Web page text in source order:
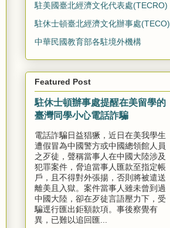
駐美國臺北經濟文化代表處(TECRO)
駐休士頓臺北經濟文化辦事處(TECO)
中華民國教育部各駐境外機構
Featured Post
駐休士頓辦事處提醒在美留學的
臺灣同學小心電話詐騙
電話詐騙日益猖獗，近日在美我學生
遭假冒為中國警方或中國總領館人員
之歹徒，聲稱當事人在中國大陸涉及
犯罪案件，脅迫當事人匯款至指定帳
戶，且不得對外張揚，否則將被遣送
離美且入獄。案件當事人雖未曾到過
中國大陸，卻在歹徒言語壓力下，受
騙逕行匯出鉅額款項。事後察覺有
異，已難以追回匯...